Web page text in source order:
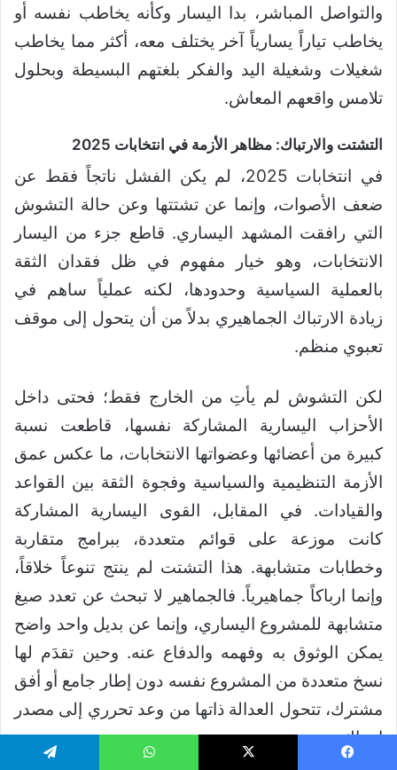
والتواصل المباشر، بدا اليسار وكأنه يخاطب نفسه أو
يخاطب تياراً يسارياً آخر يختلف معه، أكثر مما يخاطب
شغيلات وشغيلة اليد والفكر بلغتهم البسيطة وبحلول
تلامس واقعهم المعاش.
التشتت والارتباك: مظاهر الأزمة في انتخابات 2025
في انتخابات 2025، لم يكن الفشل ناتجاً فقط عن
ضعف الأصوات، وإنما عن تشتتها وعن حالة التشوش
التي رافقت المشهد اليساري. قاطع جزء من اليسار
الانتخابات، وهو خيار مفهوم في ظل فقدان الثقة
بالعملية السياسية وحدودها، لكنه عملياً ساهم في
زيادة الارتباك الجماهيري بدلاً من أن يتحول إلى موقف
تعبوي منظم.
لكن التشوش لم يأتِ من الخارج فقط؛ فحتى داخل
الأحزاب اليسارية المشاركة نفسها، قاطعت نسبة
كبيرة من أعضائها وعضواتها الانتخابات، ما عكس عمق
الأزمة التنظيمية والسياسية وفجوة الثقة بين القواعد
والقيادات. في المقابل، القوى اليسارية المشاركة
كانت موزعة على قوائم متعددة، ببرامج متقاربة
وخطابات متشابهة. هذا التشتت لم ينتج تنوعاً خلاقاً،
وإنما ارباكاً جماهيرياً. فالجماهير لا تبحث عن تعدد صيغ
متشابهة للمشروع اليساري، وإنما عن بديل واحد واضح
يمكن الوثوق به وفهمه والدفاع عنه. وحين تقدَم لها
نسخ متعددة من المشروع نفسه دون إطار جامع أو أفق
مشترك، تتحول العدالة ذاتها من وعد تحرري إلى مصدر
ارتباك.